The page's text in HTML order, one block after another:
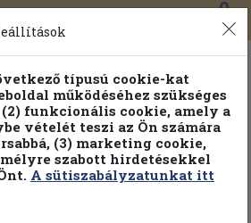
0
típusú cookie-kat
működéséhez szükséges
funkcionális cookie, amely a
vételét teszi az Ön számára
(3) marketing cookie,
szabott hirdetésekkel
A sütiszabályzatunkat itt